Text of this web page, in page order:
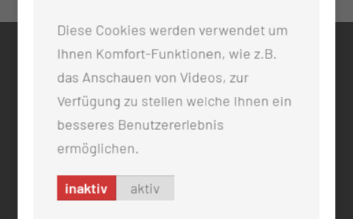
KONTAKT
info@mul-ct.de
mul-ct.de
ADRESSE
Medizinische Universität Lausitz - Carl Thiem
Diese Cookies werden verwendet um
Ihnen Komfort-Funktionen, wie z.B.
das Anschauen von Videos, zur
Verfügung zu stellen welche Ihnen ein
besseres Benutzererlebnis
ermöglichen.
inaktiv aktiv